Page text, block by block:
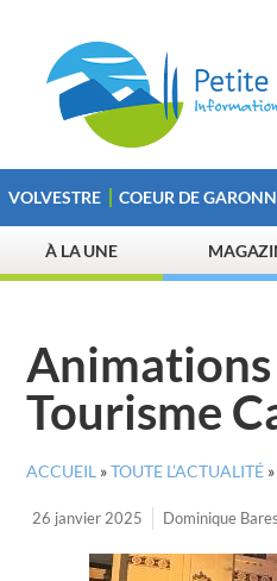
VOLVESTRE COEUR DE
À LA UNE
Tourisme
ACCUEIL »TOUTE L’ACTUALITÉ »
26 janvier 2025 Dominique Bares